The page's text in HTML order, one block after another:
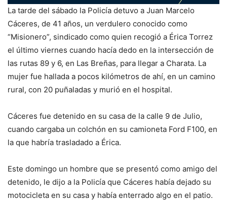
La tarde del sábado la Policía detuvo a Juan Marcelo
Cáceres, de 41 años, un verdulero conocido como
“Misionero”, sindicado como quien recogió a Érica Torrez
el último viernes cuando hacía dedo en la intersección de
las rutas 89 y 6, en Las Breñas, para llegar a Charata. La
mujer fue hallada a pocos kilómetros de ahí, en un camino
rural, con 20 puñaladas y murió en el hospital.
Cáceres fue detenido en su casa de la calle 9 de Julio,
cuando cargaba un colchón en su camioneta Ford F100, en
la que habría trasladado a Érica.
Este domingo un hombre que se presentó como amigo del
detenido, le dijo a la Policía que Cáceres había dejado su
motocicleta en su casa y había enterrado algo en el patio.